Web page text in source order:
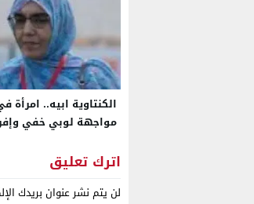
الكنتاوية ابيه.. امرأة
مواجهة لوبي خفي
ببوجدور
اترك تعليق
لن يتم نشر عنوان بريدك